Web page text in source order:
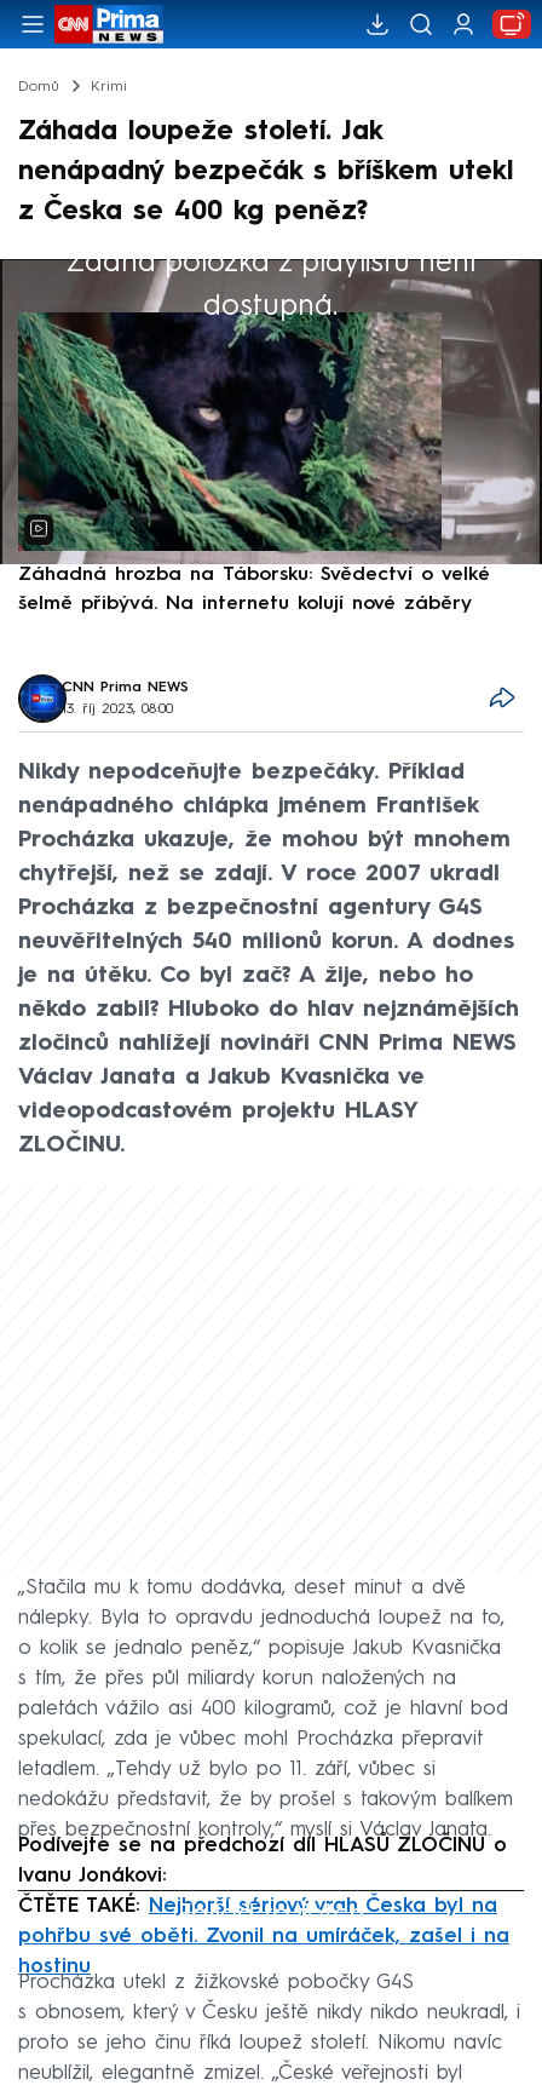
Domů Krimi
Záhada loupeže století. Jak
nenápadný bezpečák s bříškem utekl
z Česka se 400 kg peněz?
Žádná položka z playlistu není
dostupná.
Výběr redakce
Záhadná hrozba na Táborsku: Svědectví o velké
šelmě přibývá. Na internetu kolují nové záběry
CNN Prima NEWS
13. říj 2023, 08:00
Nikdy nepodceňujte bezpečáky. Příklad
nenápadného chlápka jménem František
Procházka ukazuje, že mohou být mnohem
chytřejší, než se zdají. V roce 2007 ukradl
Procházka z bezpečnostní agentury G4S
neuvěřitelných 540 milionů korun. A dodnes
je na útěku. Co byl zač? A žije, nebo ho
někdo zabil? Hluboko do hlav nejznámějších
zločinců nahlížejí novináři CNN Prima NEWS
Václav Janata a Jakub Kvasnička ve
videopodcastovém projektu HLASY
ZLOČINU.
„Stačila mu k tomu dodávka, deset minut a dvě
nálepky. Byla to opravdu jednoduchá loupež na to,
o kolik se jednalo peněz,“ popisuje Jakub Kvasnička
s tím, že přes půl miliardy korun naložených na
paletách vážilo asi 400 kilogramů, což je hlavní bod
spekulací, zda je vůbec mohl Procházka přepravit
letadlem. „Tehdy už bylo po 11. září, vůbec si
nedokážu představit, že by prošel s takovým balíkem
přes bezpečnostní kontroly,“ myslí si Václav Janata.
Podívejte se na předchozí díl HLASŮ ZLOČINU o
Ivanu Jonákovi:
Failed to fetch
ČTĚTE TAKÉ:
Nejhorší sériový vrah Česka byl na
pohřbu své oběti. Zvonil na umíráček, zašel i na
hostinu
Procházka utekl z žižkovské pobočky G4S
s obnosem, který v Česku ještě nikdy nikdo neukradl, i
proto se jeho činu říká loupež století. Nikomu navíc
neublížil, elegantně zmizel. „České veřejnosti byl